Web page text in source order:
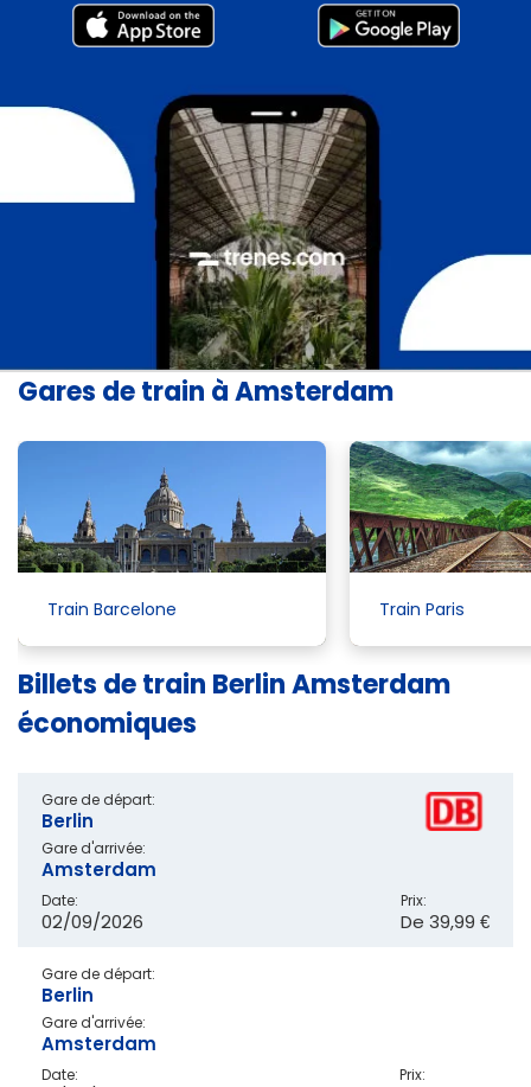
Gares de train à Amsterdam
Train Barcelone Train Paris
Billets de train Berlin Amsterdam
économiques
Gare de départ:
Berlin
Gare d'arrivée:
Amsterdam
Date:
02/09/2026
Prix:
De 39,99 €
Gare de départ:
Berlin
Gare d'arrivée:
Amsterdam
Date: Prix: